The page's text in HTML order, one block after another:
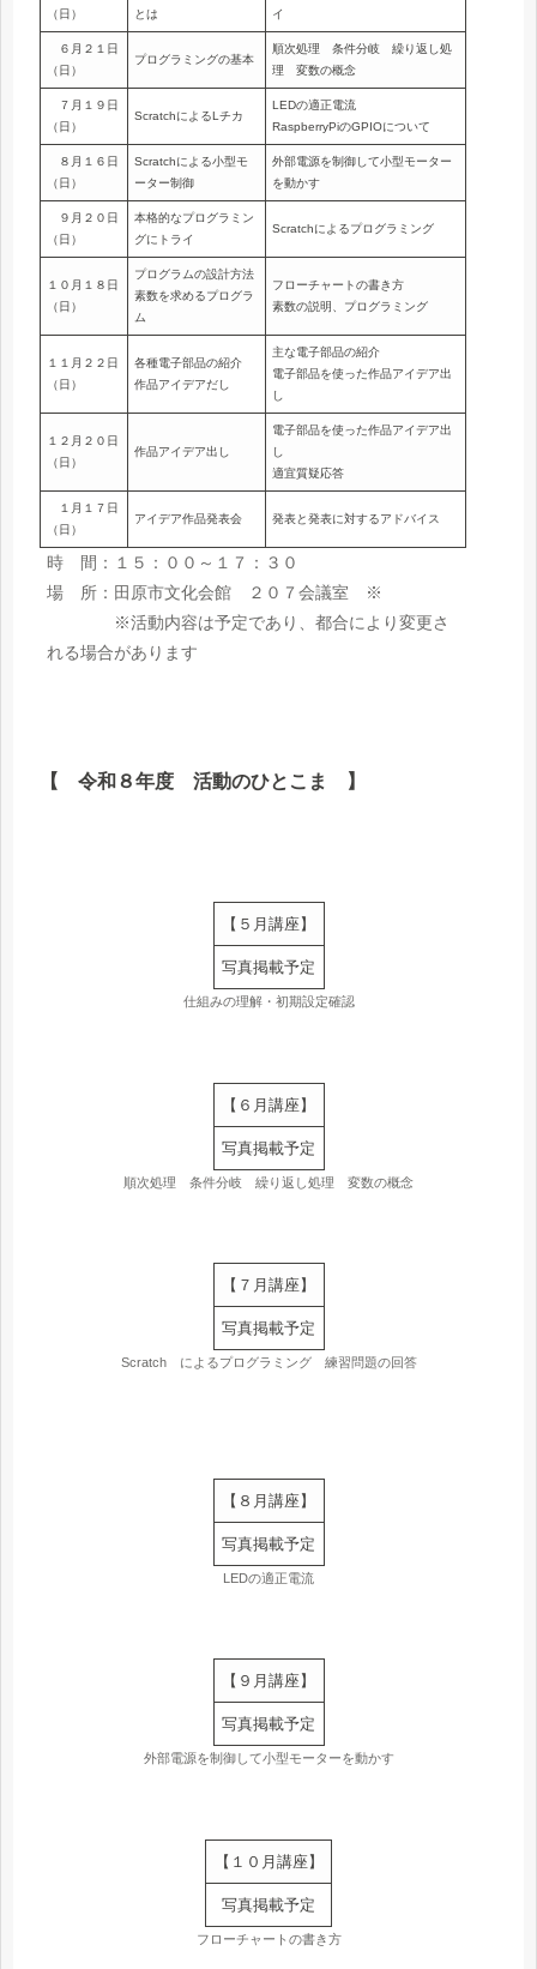
■風水害時における対応について
■大規模地震発生時における対応について
■活動中の保険について
（日）
とは
イ
６月２１日
（日）
プログラミングの基本
順次処理 条件分岐 繰り返し処
理 変数の概念
７月１９日
（日）
ScratchによるLチカ
LEDの適正電流
RaspberryPiのGPIOについて
８月１６日
（日）
Scratchによる小型モ
ーター制御
外部電源を制御して小型モーター
を動かす
９月２０日
（日）
本格的なプログラミン
グにトライ
Scratchによるプログラミング
１０月１８日
（日）
プログラムの設計方法
素数を求めるプログラ
ム
フローチャートの書き方
素数の説明、プログラミング
１１月２２日
（日）
各種電子部品の紹介
作品アイデアだし
主な電子部品の紹介
電子部品を使った作品アイデア出
し
１２月２０日
（日）
作品アイデア出し
電子部品を使った作品アイデア出
し
適宜質疑応答
１月１７日
（日）
アイデア作品発表会 発表と発表に対するアドバイス
時 間：１５：００～１７：３０
場 所：田原市文化会館 ２０７会議室 ※
※活動内容は予定であり、都合により変更さ
れる場合があります
【 令和８年度 活動のひとこま 】
【５月講座】
写真掲載予定
仕組みの理解・初期設定確認
【６月講座】
写真掲載予定
順次処理 条件分岐 繰り返し処理 変数の概念
【７月講座】
写真掲載予定
Scratch によるプログラミング 練習問題の回答
【８月講座】
写真掲載予定
LEDの適正電流
【９月講座】
写真掲載予定
外部電源を制御して小型モーターを動かす
【１０月講座】
写真掲載予定
フローチャートの書き方